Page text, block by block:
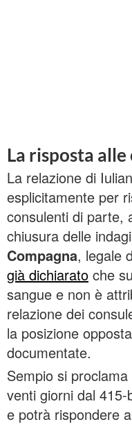
La risposta
La relazione di
esplicitamente per
consulenti di parte,
chiusura delle
Compagna, legale
già dichiarato che
sangue e non è
relazione dei
la posizione
documentate.
Sempio si
venti giorni dal
e potrà rispondere